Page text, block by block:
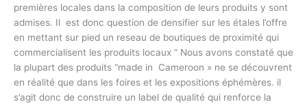
premières locales dans la composition de leurs produits y sont
admises. Il est donc question de densifier sur les étales l’offre
en mettant sur pied un reseau de boutiques de proximité qui
commercialisent les produits locaux “ Nous avons constaté que
la plupart des produits “made in Cameroon » ne se découvrent
en réalité que dans les foires et les expositions éphémères. il
s’agit donc de construire un label de qualité qui renforce la